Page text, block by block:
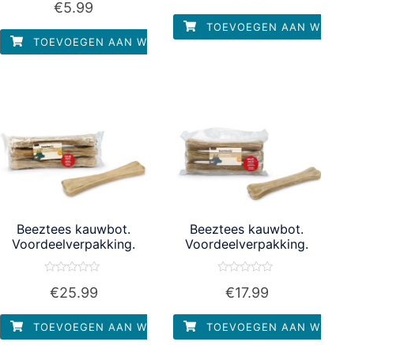
5
€5.99
TOEVOEGEN AAN WINKELWAGEN
5
TOEVOEGEN AAN WINKELWAGEN
Beeztees kauwbot.
Voordeelverpakking.
0
5
€25.99
TOEVOEGEN AAN WINKELWAGEN
Beeztees kauwbot.
Voordeelverpakking.
5
€17.99
TOEVOEGEN AAN WINKELWAGEN